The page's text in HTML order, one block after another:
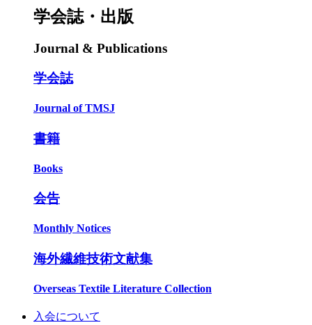
学会誌・出版
Journal & Publications
学会誌
Journal of TMSJ
書籍
Books
会告
Monthly Notices
海外繊維技術文献集
Overseas Textile Literature Collection
入会について